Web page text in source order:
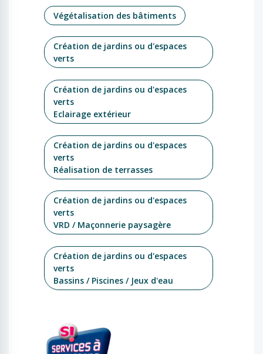
Végétalisation des bâtiments
Création de jardins ou d'espaces
verts
Création de jardins ou d'espaces
verts
Eclairage extérieur
Création de jardins ou d'espaces
verts
Réalisation de terrasses
Création de jardins ou d'espaces
verts
VRD / Maçonnerie paysagère
Création de jardins ou d'espaces
verts
Bassins / Piscines / Jeux d'eau